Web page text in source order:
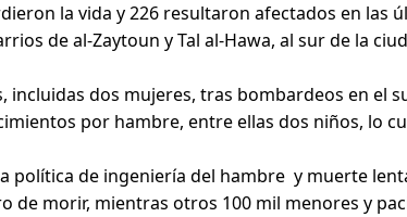
la vida y 226 resultaron afectados en las
de al-Zaytoun y Tal al-Hawa, al sur de la
dos mujeres, tras bombardeos en el
por hambre, entre ellas dos niños, lo
política de ingeniería del hambre y muerte
morir, mientras otros 100 mil menores y